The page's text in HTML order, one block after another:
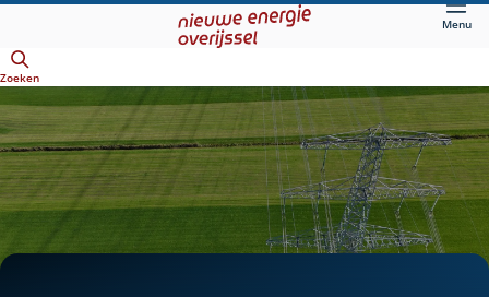
hoofdinhoud
Menu
Zoeken